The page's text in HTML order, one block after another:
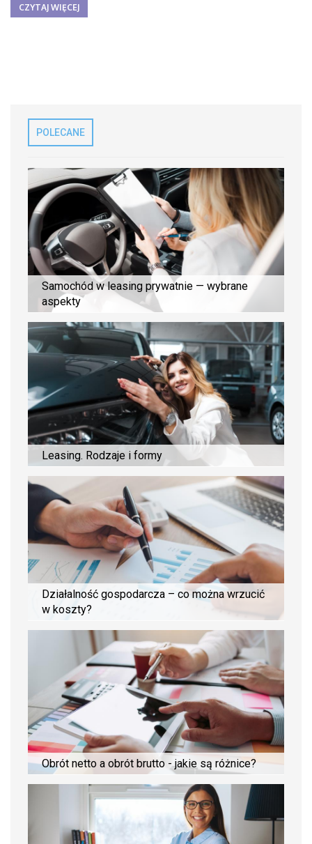
CZYTAJ WIĘCEJ
POLECANE
Samochód w leasing prywatnie — wybrane
aspekty
Leasing. Rodzaje i formy
Działalność gospodarcza – co można wrzucić
w koszty?
Obrót netto a obrót brutto - jakie są różnice?